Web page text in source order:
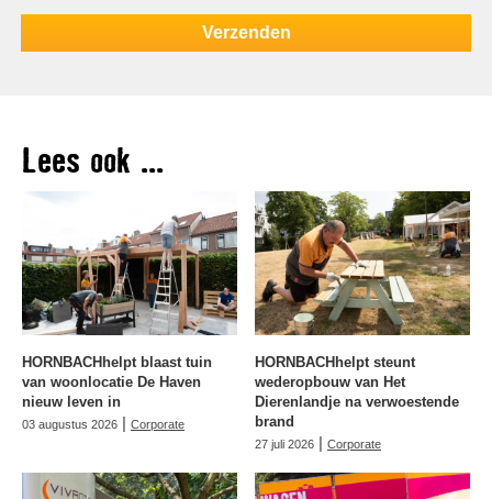
Lees ook ...
HORNBACHhelpt blaast tuin
van woonlocatie De Haven
nieuw leven in
03 augustus 2026 | Corporate
HORNBACHhelpt steunt
wederopbouw van Het
Dierenlandje na verwoestende
brand
27 juli 2026 | Corporate